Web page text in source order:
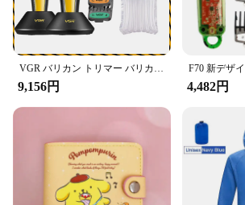
**Versatile and User-Friendly**
This Makita TP00000099 Barikan is
power tool; it's a versatile companion
range of woodworking tasks.
carpenter, a hobbyist, or a DIY
adaptability makes it suitable for
The set of attachments included with
allows for a customizable
you have the right tool for every job.
**Reliable and Convenient**
When it comes to reliability, the
9,156円 4,482円